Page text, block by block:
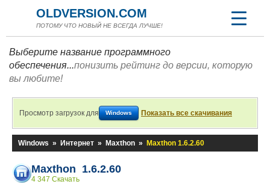
OLDVERSION.COM
ПОТОМУ ЧТО НОВЫЙ НЕ ВСЕГДА ЛУЧШЕ!
Выберите название программного
обеспечения...понизить рейтинг до версии, которую
вы любите!
Просмотр загрузок для Windows Показать все скачивания
Windows » Интернет » Maxthon » Maxthon 1.6.2.60
Maxthon 1.6.2.60
4 347 Скачать